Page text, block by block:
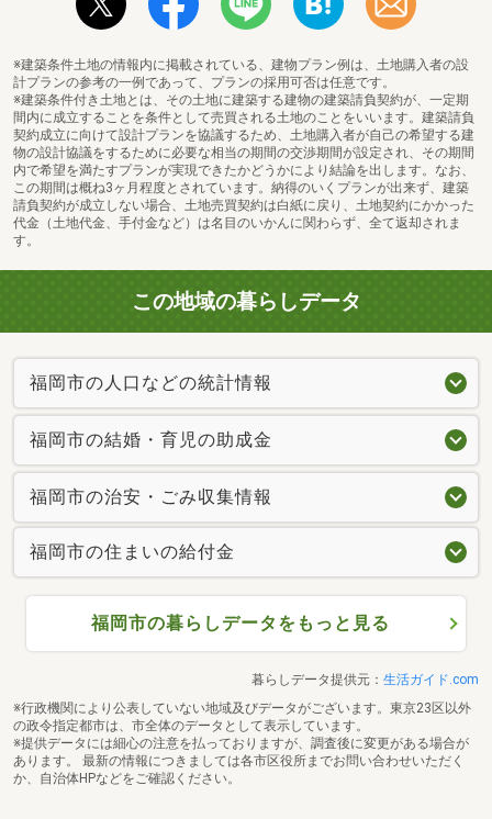
※建築条件土地の情報内に掲載されている、建物プラン例は、土地購入者の設
計プランの参考の一例であって、プランの採用可否は任意です。
※建築条件付き土地とは、その土地に建築する建物の建築請負契約が、一定期
間内に成立することを条件として売買される土地のことをいいます。建築請負
契約成立に向けて設計プランを協議するため、土地購入者が自己の希望する建
物の設計協議をするために必要な相当の期間の交渉期間が設定され、その期間
内で希望を満たすプランが実現できたかどうかにより結論を出します。なお、
この期間は概ね3ヶ月程度とされています。納得のいくプランが出来ず、建築
請負契約が成立しない場合、土地売買契約は白紙に戻り、土地契約にかかった
代金（土地代金、手付金など）は名目のいかんに関わらず、全て返却されま
す。
この地域の暮らしデータ
福岡市の人口などの統計情報
福岡市の結婚・育児の助成金
福岡市の治安・ごみ収集情報
福岡市の住まいの給付金
福岡市の暮らしデータをもっと見る
暮らしデータ提供元： 生活ガイド.com
※行政機関により公表していない地域及びデータがございます。東京23区以外
の政令指定都市は、市全体のデータとして表示しています。
※提供データには細心の注意を払っておりますが、調査後に変更がある場合が
あります。 最新の情報につきましては各市区役所までお問い合わせいただく
か、自治体HPなどをご確認ください。